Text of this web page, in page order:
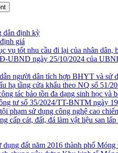
dân định kỳ
giá
vụ tốt nhu cầu đi lại của nhân
UBND ngày 25/10/2024 của
người dân tích hợp BHYT và sử
hạ tầng cửa khẩu theo NQ số
tác bảo tồn đa dạng sinh học và
tư số 35/2024/TT-BNTM ngày
phạm sử dụng công nghệ cao
cấp cát, đất, đá làm vật liệu san